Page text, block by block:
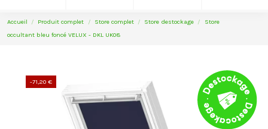
Accueil Produit complet Store complet Store destockage
Store
occultant bleu foncé VELUX - DKL UK08
-71,20 €